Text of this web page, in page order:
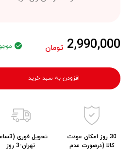
2,990,000 تومان
افزودن به سبد خرید
30 روز امکان عودت
کالا (درصورت عدم
تحویل
تهران-3 روز